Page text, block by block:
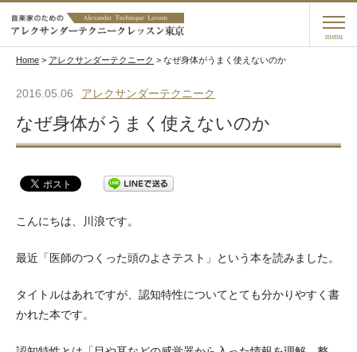
menu
Home > アレクサンダーテクニーク > なぜ身体がうまく使えないのか
2016.05.06 アレクサンダーテクニーク
なぜ身体がうまく使えないのか
こんにちは、川浪です。
最近「医師のつくった頭のよさテスト」という本を読みました。
タイトルはあれですが、認知特性についてとても分かりやすく書
かれた本です。